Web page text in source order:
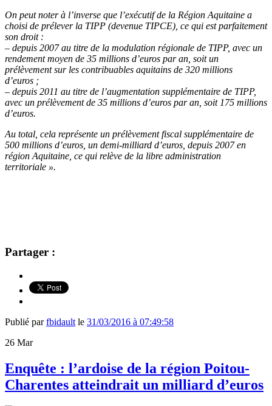
On peut noter à l’inverse que l’exécutif de la Région Aquitaine a
choisi de prélever la TIPP (devenue TIPCE), ce qui est parfaitement
son droit :
– depuis 2007 au titre de la modulation régionale de TIPP, avec un
rendement moyen de 35 millions d’euros par an, soit un
prélèvement sur les contribuables aquitains de 320 millions
d’euros ;
– depuis 2011 au titre de l’augmentation supplémentaire de TIPP,
avec un prélèvement de 35 millions d’euros par an, soit 175 millions
d’euros.
Au total, cela représente un prélèvement fiscal supplémentaire de
500 millions d’euros, un demi-milliard d’euros, depuis 2007 en
région Aquitaine, ce qui relève de la libre administration
territoriale ».
Partager :
Publié parfbidault le 31/03/2016 à 07:49:58
26 Mar
Enquête : l’ardoise de la région Poitou-
Charentes atteindrait un milliard d’euros